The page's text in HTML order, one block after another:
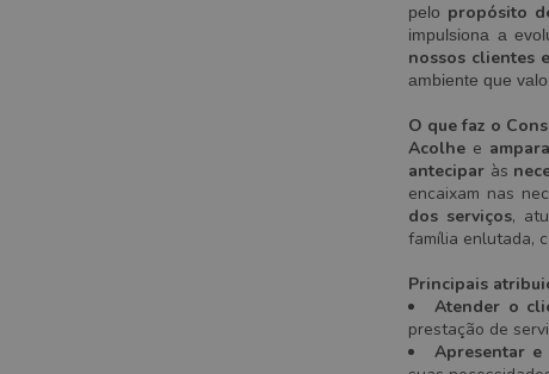
pelo propósito
impulsiona a
nossos clientes
ambiente que
O que faz o
Acolhe e ampara
antecipar às
encaixam nas
dos serviços,
família enlutada,
Principais
Atender o
prestação de
Apresentar